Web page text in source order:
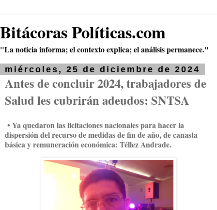
Bitácoras Políticas.com
"La noticia informa; el contexto explica; el análisis permanece."
miércoles, 25 de diciembre de 2024
Antes de concluir 2024, trabajadores de
Salud les cubrirán adeudos: SNTSA
• Ya quedaron las licitaciones nacionales para hacer la
dispersión del recurso de medidas de fin de año, de canasta
básica y remuneración económica: Téllez Andrade.